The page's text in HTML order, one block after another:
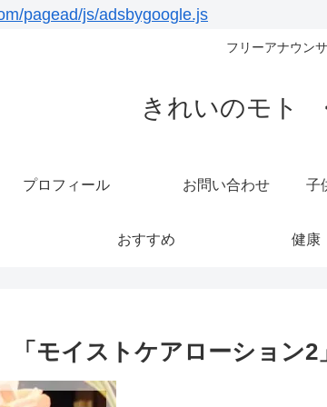
pagead/js/adsbygoogle.js
フリーアナウン
きれいのモト
プロフィール お問い合わせ
おすすめ 健康
モイストケアローション2